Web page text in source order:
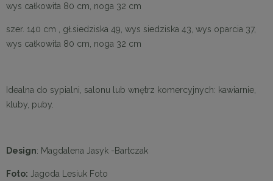
wys całkowita 80 cm, noga 32 cm
szer. 140 cm , gł.siedziska 49, wys siedziska 43, wys oparcia 37,
wys całkowita 80 cm, noga 32 cm
Idealna do sypialni, salonu lub wnętrz komercyjnych: kawiarnie,
kluby, puby.
Design: Magdalena Jasyk -Bartczak
Foto: Jagoda Lesiuk Foto